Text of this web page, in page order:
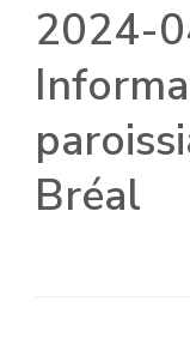
2024-
Bréal